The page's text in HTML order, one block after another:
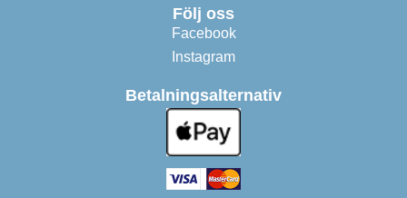
Följ oss
Facebook
Instagram
Betalningsalternativ